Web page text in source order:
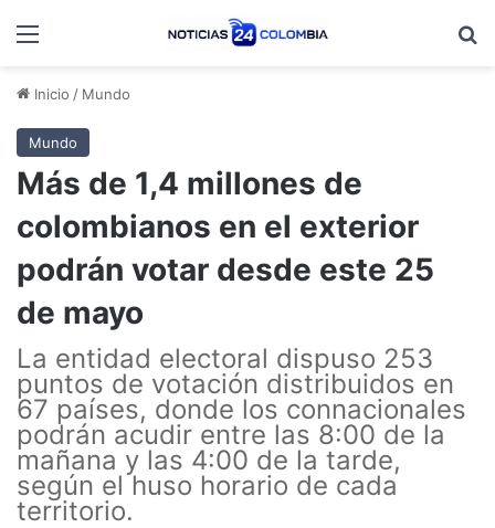
Menú
Inicio / Mundo
Mundo
Más de 1,4 millones de
colombianos en el exterior
podrán votar desde este 25
de mayo
La entidad electoral dispuso 253
puntos de votación distribuidos en
67 países, donde los connacionales
podrán acudir entre las 8:00 de la
mañana y las 4:00 de la tarde,
según el huso horario de cada
territorio.